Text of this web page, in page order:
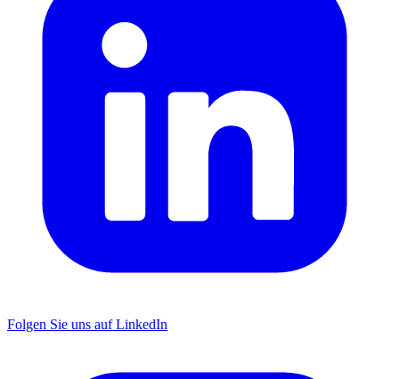
Folgen Sie uns auf LinkedIn